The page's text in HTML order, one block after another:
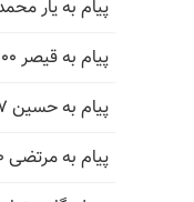
پیام به یار محمد
پیام به قیصر ۹۰۰ کرج
پیام به حسین ۸۷ تبریز
پیام به مرتضی ۷۹۰ قزوین